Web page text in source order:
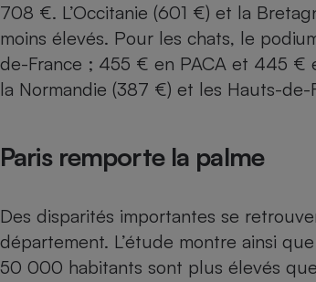
708 €. L’Occitanie (601 €) et la
moins élevés. Pour les chats, le
de-France ; 455 € en PACA et 445 €
la Normandie (387 €) et les Hauts-de-
Paris remporte la palme
Des disparités importantes se
département. L’étude montre ainsi
50 000 habitants sont plus élevés